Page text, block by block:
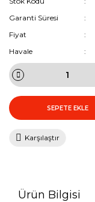
Garanti Süresi
Fiyat
Havale
SEPETE EKLE
Karşılaştır
Ürün Bilgisi